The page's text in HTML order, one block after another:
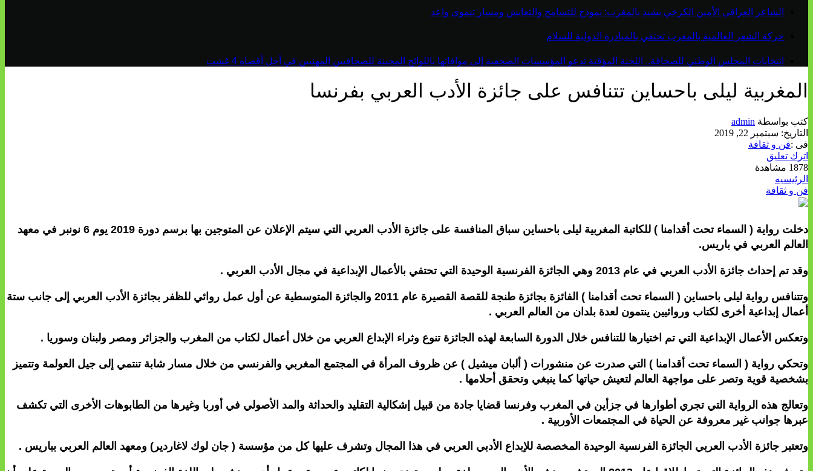
الشاعر العراقي الأمين الكرخي يشيد بالمغرب: نموذج للتسامح والتعايش ومسار تنموي واعد
حركة الشعر العالمية بالمغرب تحتفي بالمبادرة الدولية للسلام
انتخابات المجلس الوطني للصحافة.. اللجنة المؤقتة تدعو المؤسسات الصحفية إلى موافاتها باللوائح المحينة للصحافيين المهنيين في أجل أقصاه 4 غشت
المغربية ليلى باحساين تتنافس على جائزة الأدب العربي بفرنسا
كتب بواسطة admin
التاريخ: سبتمبر 22, 2019
فى :فن و ثقافة
اترك تعليق
1878 مشاهدة
الرئيسيه
فن و ثقافة
دخلت رواية ( السماء تحت أقدامنا ) للكاتبة المغربية ليلى باحساين سباق المنافسة على جائزة الأدب العربي التي سيتم الإعلان عن المتوجين بها برسم دورة 2019 يوم 6 نونبر في معهد
العالم العربي في باريس.
وقد تم إحداث جائزة الأدب العربي في عام 2013 وهي الجائزة الفرنسية الوحيدة التي تحتفي بالأعمال الإبداعية في مجال الأدب العربي .
وتتنافس رواية ليلى باحساين ( السماء تحت أقدامنا ) الفائزة بجائزة طنجة للقصة القصيرة عام 2011 والجائزة المتوسطية عن أول عمل روائي للظفر بجائزة الأدب العربي إلى جانب ستة
أعمال إبداعية أخرى لكتاب وروائيين ينتمون لعدة بلدان من العالم العربي .
وتعكس الأعمال الإبداعية التي تم اختيارها للتنافس خلال الدورة السابعة لهذه الجائزة تنوع وثراء الإبداع العربي من خلال أعمال لكتاب من المغرب والجزائر ومصر ولبنان وسوريا .
وتحكي رواية ( السماء تحت أقدامنا ) التي صدرت عن منشورات ( ألبان ميشيل ) عن ظروف المرأة في المجتمع المغربي والفرنسي من خلال مسار شابة تنتمي إلى جيل العولمة وتتميز
بشخصية قوية وتصر على مواجهة العالم لتعيش حياتها كما ينبغي وتحقق أحلامها .
وتعالج هذه الرواية التي تجري أطوارها في جزأين في المغرب وفرنسا قضايا جادة من قبيل إشكالية التقليد والحداثة والمد الأصولي في أوربا وغيرها من الطابوهات الأخرى التي تكشف
عبرها جوانب غير معروفة عن الحياة في المجتمعات الأوربية .
وتعتبر جائزة الأدب العربي الجائزة الفرنسية الوحيدة المخصصة للإبداع الأدبي العربي في هذا المجال وتشرف عليها كل من مؤسسة ( جان لوك لاغاردير) ومعهد العالم العربي بباريس .